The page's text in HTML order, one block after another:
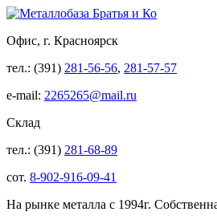
Офис, г. Красноярск
тел.: (391) 281-56-56, 281-57-57
e-mail: 2265265@mail.ru
Склад
тел.: (391) 281-68-89
сот. 8-902-916-09-41
На рынке металла с 1994г.